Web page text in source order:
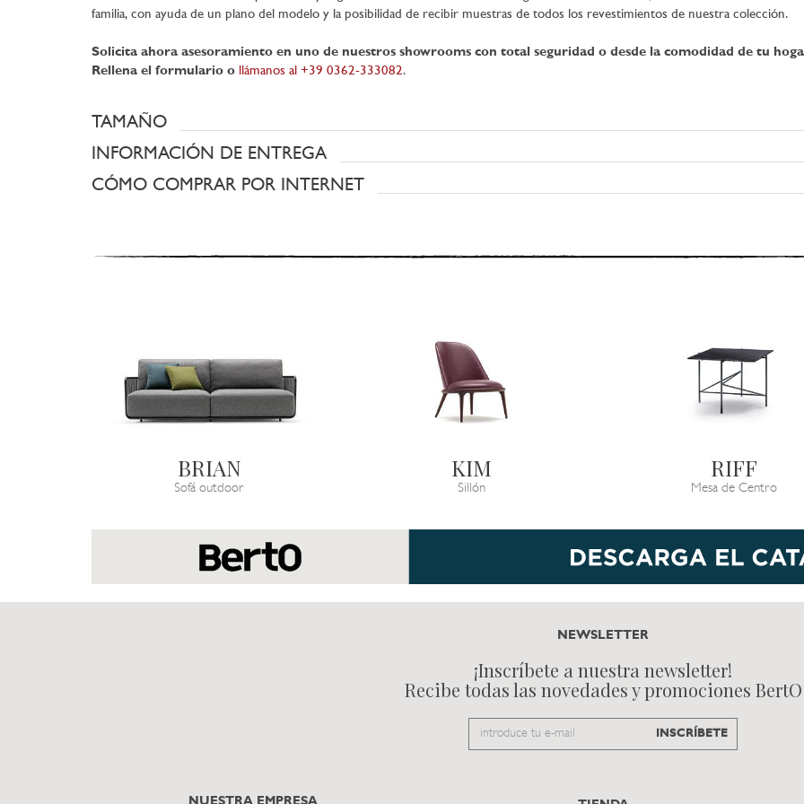
familia, con ayuda de un plano del modelo y la posibilidad de recibir muestras de todos los revestimientos de nuestra colección.
Solicita ahora asesoramiento en uno de nuestros showrooms con total seguridad o desde la comodidad de tu
Rellena el formulario o llámanos al +39 0362-333082.
TAMAÑO
INFORMACIÓN DE ENTREGA
CÓMO COMPRAR POR INTERNET
BRIAN
Sofá outdoor
KIM
Sillón
RIFF
Mesa de Centro
NEWSLETTER
¡Inscríbete a nuestra newsletter!
Recibe todas las novedades y promociones BertO
Email
INSCRÍBETE
NUESTRA EMPRESA